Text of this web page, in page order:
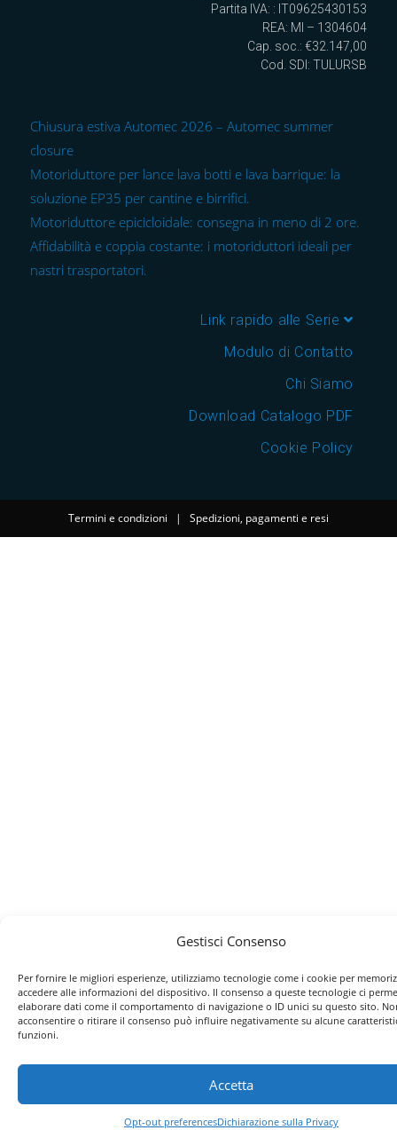
Gestisci Consenso
Per fornire le migliori esperienze, utilizziamo tecnologie come i cookie per
accedere alle informazioni del dispositivo. Il consenso a queste tecnologie ci
elaborare dati come il comportamento di navigazione o ID unici su questo sito.
acconsentire o ritirare il consenso può influire negativamente su alcune
funzioni.
Accetta
Opt-out preferencesDichiarazione sulla Privacy
Partita IVA: : IT09625430153
REA: MI – 1304604
Cap. soc.: €32.147,00
Cod. SDI: TULURSB
Chiusura estiva Automec 2026 – Automec summer
closure
Motoriduttore per lance lava botti e lava barrique: la
soluzione EP35 per cantine e birrifici.
Motoriduttore epicicloidale: consegna in meno di 2 ore.
Affidabilità e coppia costante: i motoriduttori ideali per
nastri trasportatori.
Link rapido alle Serie
Modulo di Contatto
Chi Siamo
Download Catalogo PDF
Cookie Policy
Termini e condizioni | Spedizioni, pagamenti e resi